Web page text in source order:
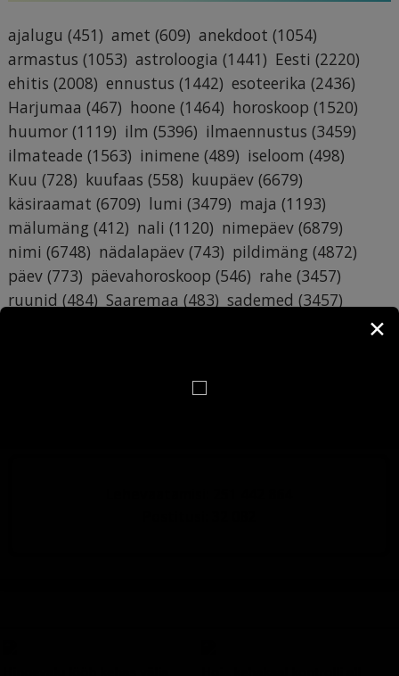
ajalugu (451) amet (609) anekdoot (1054)
armastus (1053) astroloogia (1441) Eesti (2220)
ehitis (2008) ennustus (1442) esoteerika (2436)
Harjumaa (467) hoone (1464) horoskoop (1520)
huumor (1119) ilm (5396) ilmaennustus (3459)
ilmateade (1563) inimene (489) iseloom (498)
Kuu (728) kuufaas (558) kuupäev (6679)
käsiraamat (6709) lumi (3479) maja (1193)
mälumäng (412) nali (1120) nimepäev (6879)
nimi (6748) nädalapäev (743) pildimäng (4872)
päev (773) päevahoroskoop (546) rahe (3457)
ruunid (484) Saaremaa (483) sademed (3457)
(964) vihm
✕